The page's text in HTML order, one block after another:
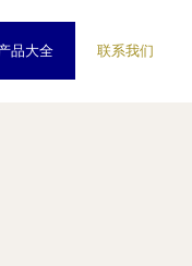
品大全 联系我们